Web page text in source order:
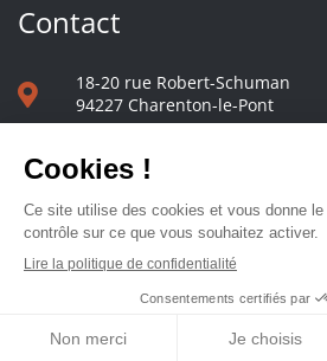
Contact
18-20 rue Robert-Schuman
94227 Charenton-le-Pont